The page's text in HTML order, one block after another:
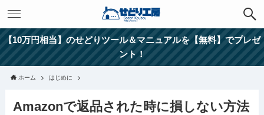
【10万円相当】のせどりツール＆マニュアルを【無料】でプレゼ
ント！
ホーム はじめに
Amazonで返品された時に損しない方法